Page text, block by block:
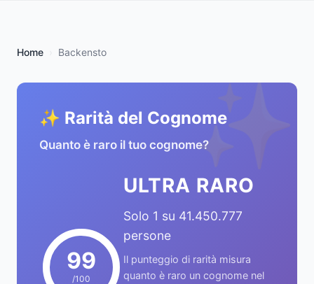
Home Backensto
✨
✨ Rarità del Cognome
Quanto è raro il tuo cognome?
99
/100
ULTRA RARO
Solo 1 su 41.450.777
persone
Il punteggio di rarità misura
quanto è raro un cognome nel